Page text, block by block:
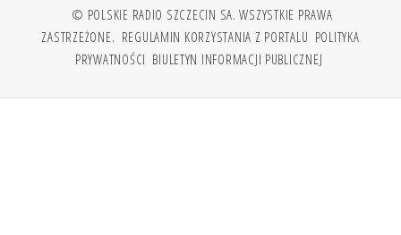
© POLSKIE RADIO SZCZECIN SA. WSZYSTKIE PRAWA
ZASTRZEŻONE. REGULAMIN KORZYSTANIA Z PORTALU POLITYKA
PRYWATNOŚCI BIULETYN INFORMACJI PUBLICZNEJ